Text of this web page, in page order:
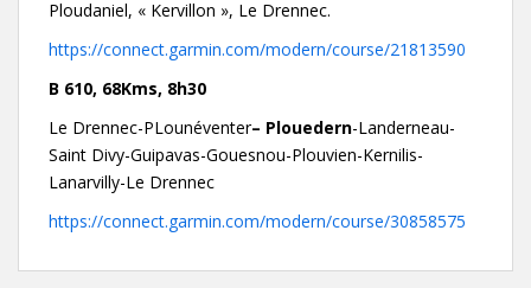
Ploudaniel, « Kervillon », Le Drennec.
https://connect.garmin.com/modern/course/21813590
B 610, 68Kms, 8h30
Le Drennec-PLounéventer– Plouedern-Landerneau-
Saint Divy-Guipavas-Gouesnou-Plouvien-Kernilis-
Lanarvilly-Le Drennec
https://connect.garmin.com/modern/course/30858575